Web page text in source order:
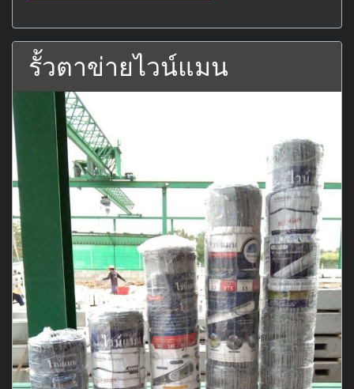
รั้วตาข่ายไวน์แมน